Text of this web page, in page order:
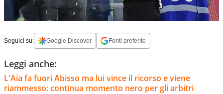
Seguici su: Google Discover Fonti preferite
Leggi anche:
L'Aia fa fuori Abisso ma lui vince il ricorso e viene
riammesso: continua momento nero per gli arbitri